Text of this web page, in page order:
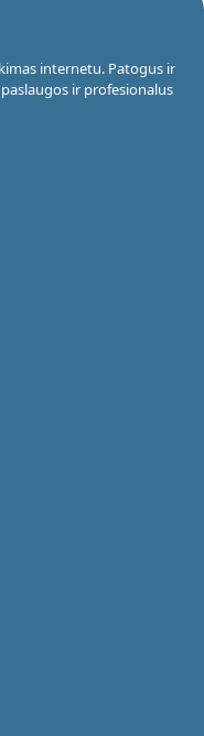
internetu. Patogus ir
ir profesionalus